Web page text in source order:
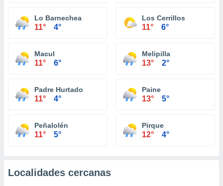
Lo Barnechea
11° 4°
Los Cerrillos
11° 6°
Macul
11° 6°
Melipilla
13° 2°
Padre Hurtado
11° 4°
Paine
13° 5°
Peñalolén
11° 5°
Pirque
12° 4°
Localidades cercanas